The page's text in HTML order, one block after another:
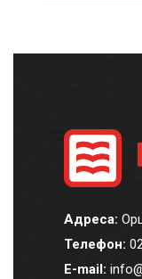
Адреса:
Телефон:
E-mail: